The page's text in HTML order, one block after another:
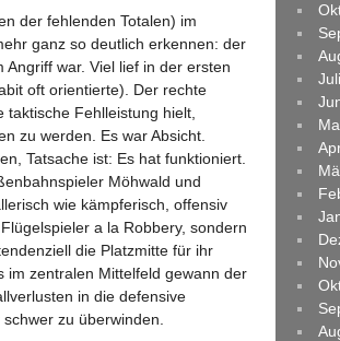
der fehlenden Totalen) im
ganz so deutlich erkennen: der
war. Viel lief in der ersten
oft orientierte). Der rechte
Fehlleistung hielt,
zu werden. Es war Absicht.
Tatsache ist: Es hat funktioniert.
Möhwald und
wie kämpferisch, offensiv
a la Robbery, sondern
die Platzmitte für ihr
im zentralen Mittelfeld gewann der
in die defensive
zu überwinden.